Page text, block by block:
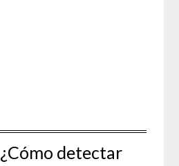
¿Cómo detectar